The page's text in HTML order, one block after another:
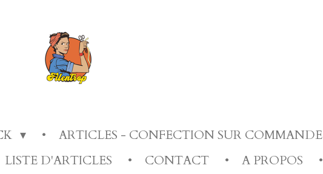
ARTICLES - CONFECTION SUR COMMANDE
LISTE D'ARTICLES CONTACT
A PROPOS